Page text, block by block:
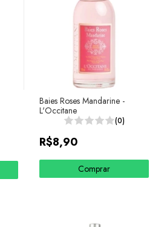
Baies Roses Mandarine -
L'Occitane
(0)
R$8,90
Comprar